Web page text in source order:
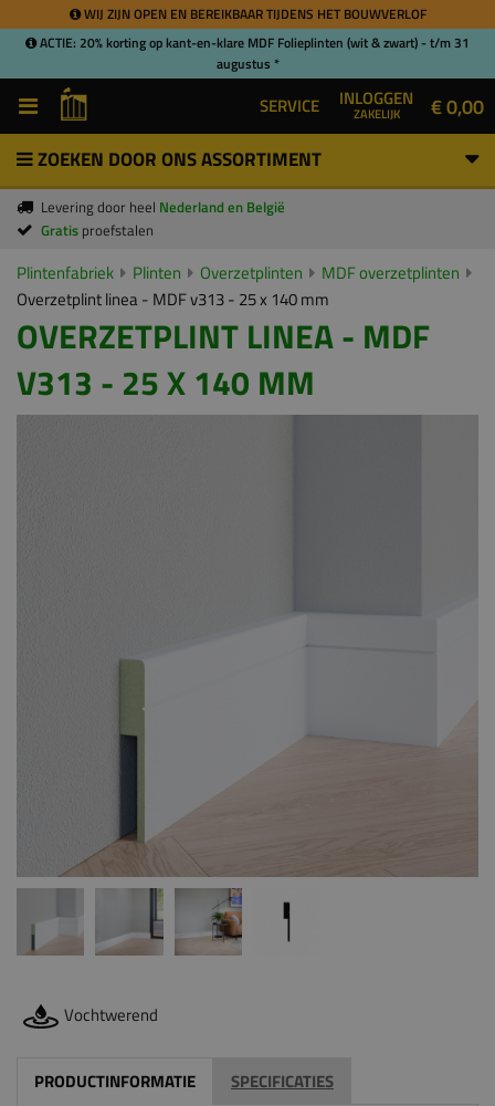
WIJ ZIJN OPEN EN BEREIKBAAR TIJDENS HET BOUWVERLOF
ACTIE: 20% korting op kant-en-klare MDF Folieplinten (wit & zwart) - t/m 31
augustus *
SERVICE INLOGGEN
ZAKELIJK € 0,00
ZOEKEN DOOR ONS ASSORTIMENT
Levering door heel Nederland en België
Gratis proefstalen
Plintenfabriek Plinten Overzetplinten
MDF overzetplinten
Overzetplint linea - MDF v313 - 25 x 140 mm
OVERZETPLINT LINEA - MDF
V313 - 25 X 140 MM
Vochtwerend
PRODUCTINFORMATIE SPECIFICATIES